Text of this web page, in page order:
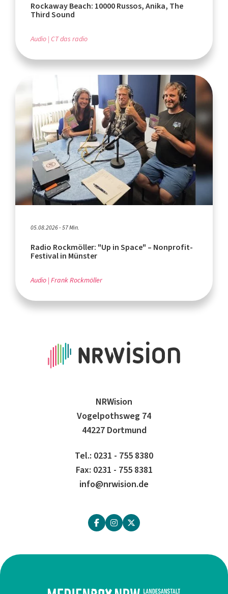
Rockaway Beach: 10000 Russos, Anika, The
Third Sound
Audio CT das radio
05.08.2026 - 57 Min.
Radio Rockmöller: "Up in Space" – Nonprofit-
Festival in Münster
Audio Frank Rockmöller
NRWision
Vogelpothsweg 74
44227 Dortmund
Tel.: 0231 - 755 8380
Fax: 0231 - 755 8381
info@nrwision.de